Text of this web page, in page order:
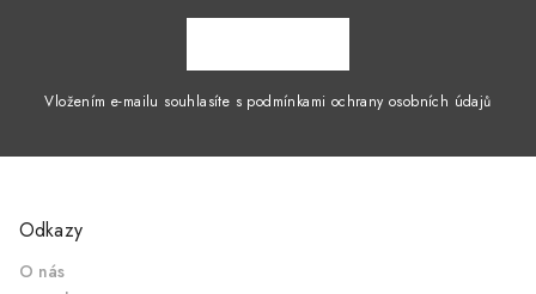
Vložením e-mailu souhlasíte s podmínkami ochrany osobních údajů
Odkazy
O nás